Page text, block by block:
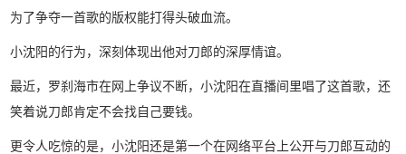
为了争夺一首歌的版权能打得头破血流。
小沈阳的行为，深刻体现出他对刀郎的深厚情谊。
最近，罗刹海市在网上争议不断，小沈阳在直播间里唱了这首歌，还
笑着说刀郎肯定不会找自己要钱。
更令人吃惊的是，小沈阳还是第一个在网络平台上公开与刀郎互动的